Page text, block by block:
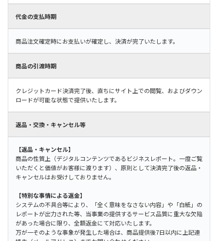
代金の支払時期
商品注文確定時にお支払いが確定し、決済が完了いたします。
商品の引渡時期
クレジットカード決済完了後、直ちにサイト上での閲覧、およびダウン
ロードが可能な状態で提供いたします。
返品・交換・キャンセル等
【返品・キャンセル】
商品の性質上（デジタルコンテンツであるビジネスレポート。一度ご覧
いただくと価値がお客様に渡ります）、原則として決済完了後の返品・
キャンセルはお受けしておりません。
【特別な事情による返金】
システムの不具合等により、「全く意味をなさない内容」や「白紙」の
レポートが出力された等、当事業の提供するサービス品質に重大な欠陥
があった場合に限り、全額返金にて対応いたします。
万が一そのような事象が発生した場合は、商品提供後7日以内に上記連